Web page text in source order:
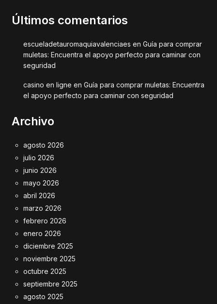
Últimos comentarios
escueladetauromaquiavalenciaes en Guía para comprar
muletas: Encuentra el apoyo perfecto para caminar con
seguridad
casino en ligne en Guía para comprar muletas: Encuentra
el apoyo perfecto para caminar con seguridad
Archivo
agosto 2026
julio 2026
junio 2026
mayo 2026
abril 2026
marzo 2026
febrero 2026
enero 2026
diciembre 2025
noviembre 2025
octubre 2025
septiembre 2025
agosto 2025